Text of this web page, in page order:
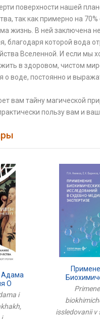
поверхности нашей
так как примерно на 70%
жизнь. В ней заключена
благодаря которой вода
Вселенной. И если мы
в здоровом, чистом
о воде, постоянно и
вам тайну магической
пользу вам и
Адама
О
Иi
issledovanii v